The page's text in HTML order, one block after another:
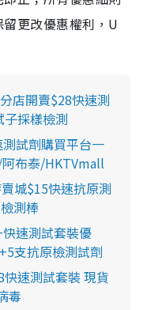
更改優惠權利，U
店開賣$28快速測
採樣檢測
測試劑購買平台一
布泰/HKTVmall
城$15快速抗原測
測棒
速測試套裝優
支抗原檢測試劑
速測試套裝 現貨
毒